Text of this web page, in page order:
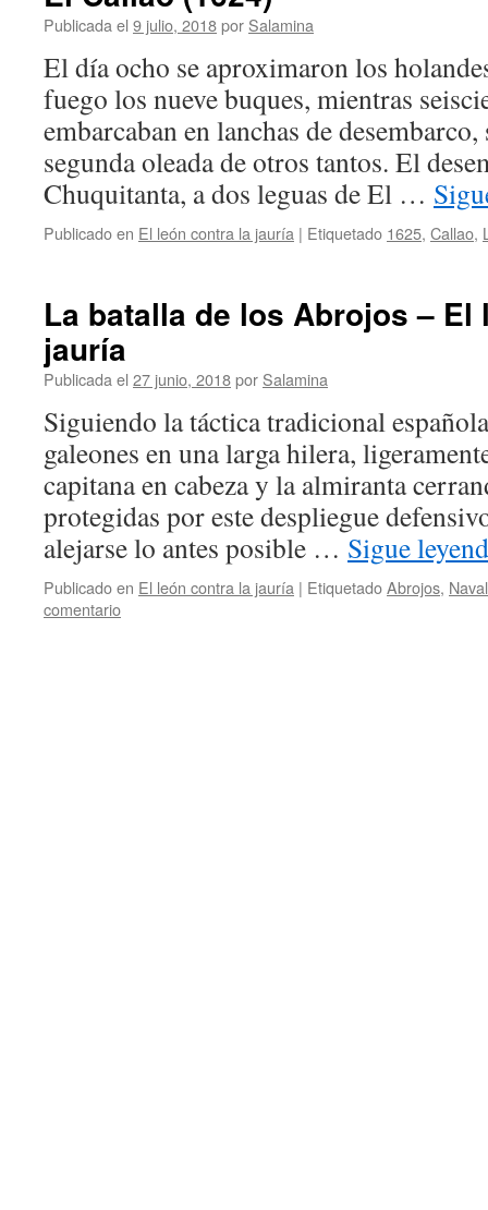
Publicada el 9 julio, 2018por Salamina
El día ocho se aproximaron los
fuego los nueve buques, mientras
embarcaban en lanchas de
segunda oleada de otros tantos. El
Chuquitanta, a dos leguas de El …
Publicado en El león contra la jauría | Etiquetado 1625, Callao,
La batalla de los Abrojos – El
jauría
Publicada el 27 junio, 2018por Salamina
Siguiendo la táctica tradicional
galeones en una larga hilera,
capitana en cabeza y la almiranta
protegidas por este despliegue
alejarse lo antes posible … Sigue
Publicado en El león contra la jauría | EtiquetadoAbrojos, Naval
comentario